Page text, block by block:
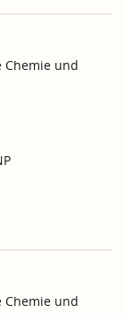
Chemie und
Chemie und